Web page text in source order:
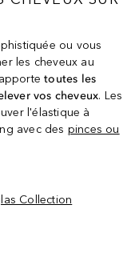
ou vous
les cheveux au
toutes les
vos cheveux. Les
l'élastique à
avec des pinces ou
Collection